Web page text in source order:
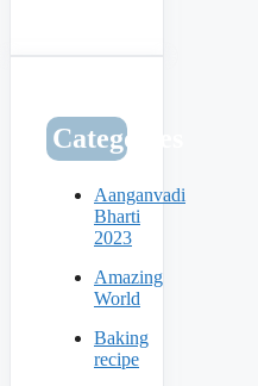
Categories
Aanganvadi
Bharti
2023
Amazing
World
Baking
recipe